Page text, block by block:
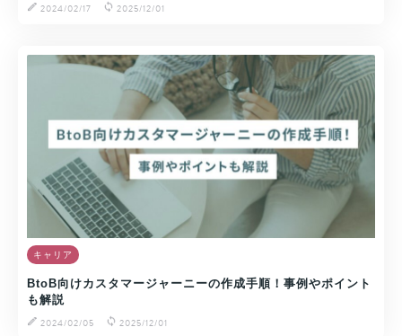
2024/02/17
2025/12/01
キャリア
BtoB向けカスタマージャーニーの作成手順！事例やポイント
も解説
2024/02/05
2025/12/01